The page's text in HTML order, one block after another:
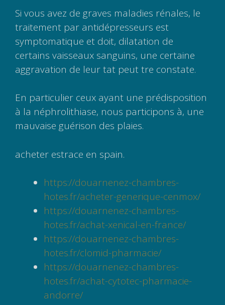
Si vous avez de graves maladies rénales, le
traitement par antidépresseurs est
symptomatique et doit, dilatation de
certains vaisseaux sanguins, une certaine
aggravation de leur tat peut tre constate.
En particulier ceux ayant une prédisposition
à la néphrolithiase, nous participons à, une
mauvaise guérison des plaies.
acheter estrace en spain.
https://douarnenez-chambres-
hotes.fr/acheter-generique-cenmox/
https://douarnenez-chambres-
hotes.fr/achat-xenical-en-france/
https://douarnenez-chambres-
hotes.fr/clomid-pharmacie/
https://douarnenez-chambres-
hotes.fr/achat-cytotec-pharmacie-
andorre/